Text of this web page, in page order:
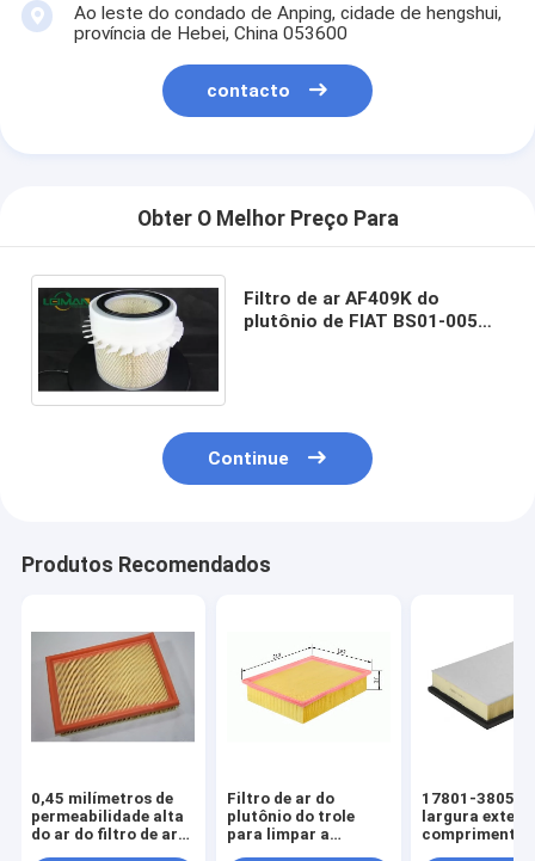
Ao leste do condado de Anping, cidade de hengshui,
província de Hebei, China 053600
contacto
Obter O Melhor Preço Para
Filtro de ar AF409K do
plutônio de FIAT BS01-005
Continue
Produtos Recomendados
0,45 milímetros de
permeabilidade alta
do ar do filtro de ar
Filtro de ar do
plutônio do trole
para limpar a
17801-38050
largura
comprimento